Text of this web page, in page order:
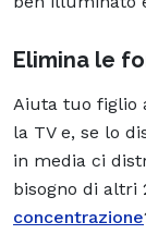
Elimina le
Aiuta tuo figlio
la TV e, se lo
in media ci
bisogno di altri
concentrazione